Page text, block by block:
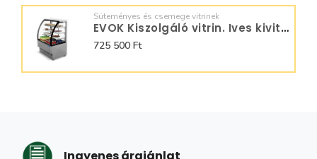
Süteményes és csemege vitrinek
EVOK Kiszolgáló vitrin. Ives kivitel T889502
725 500 Ft